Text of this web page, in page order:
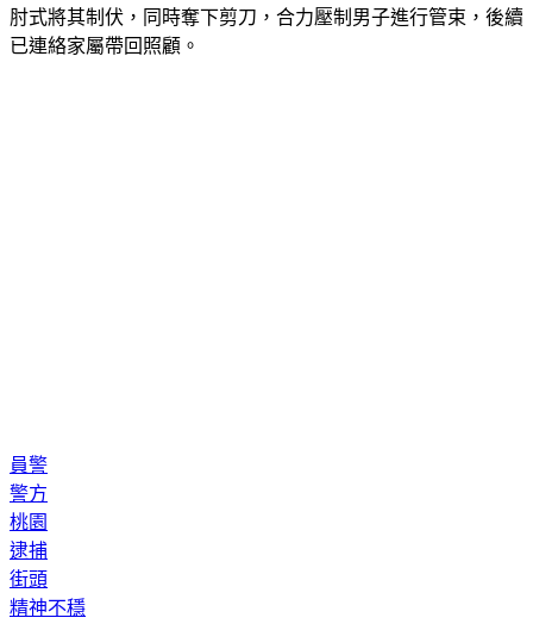
肘式將其制伏，同時奪下剪刀，合力壓制男子進行管束，後續
已連絡家屬帶回照顧。
員警
警方
桃園
逮捕
街頭
精神不穩